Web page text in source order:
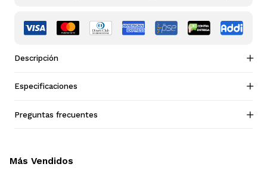
Descripción
Especificaciones
Preguntas frecuentes
Más Vendidos